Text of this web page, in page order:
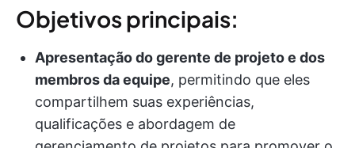
Objetivos principais:
Apresentação do gerente de projeto e dos
membros da equipe, permitindo que eles
compartilhem suas experiências,
qualificações e abordagem de